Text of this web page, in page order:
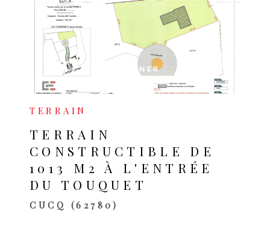
TERRAIN
TERRAIN
CONSTRUCTIBLE DE
1013 M2 À L'ENTRÉE
DU TOUQUET
CUCQ (62780)
SÉLECTIONNER
VOIR LE BIEN